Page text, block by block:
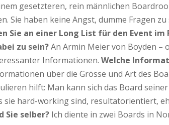
gesetzteren, rein männlichen
Sie haben keine Angst, dumme Fragen
Sie an einer Long List für den Event im
zu sein?An Armin Meier von Boyden –
Informationen. Welche
über die Grösse und Art des
hilft: Man kann sich das Board
hard-working sind, resultatorientiert,
Sie selber? Ich diente in zwei Boards in